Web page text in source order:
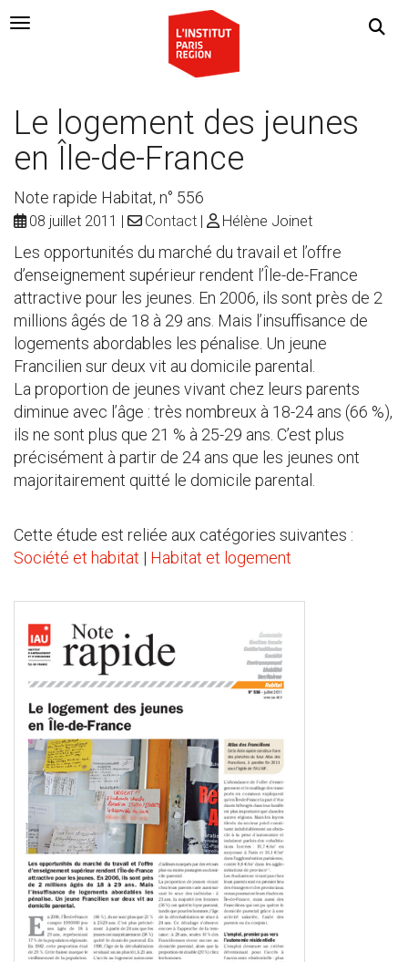
Navigation Toggle
Le logement des jeunes
en Île-de-France
Note rapide Habitat, n° 556
08 juillet 2011 Contact Hélène Joinet
Les opportunités du marché du travail et l’offre
d’enseignement supérieur rendent l’Île-de-France
attractive pour les jeunes. En 2006, ils sont près de 2
millions âgés de 18 à 29 ans. Mais l’insuffisance de
logements abordables les pénalise. Un jeune
Francilien sur deux vit au domicile parental.
La proportion de jeunes vivant chez leurs parents
diminue avec l’âge : très nombreux à 18-24 ans (66 %),
ils ne sont plus que 21 % à 25-29 ans. C’est plus
précisément à partir de 24 ans que les jeunes ont
majoritairement quitté le domicile parental.
Cette étude est reliée aux catégories suivantes :
Société et habitat | Habitat et logement